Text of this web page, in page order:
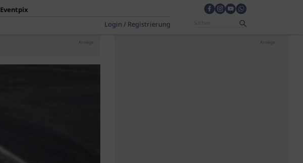
Eventpix
Login / Registrierung
Anzeige Anzeige